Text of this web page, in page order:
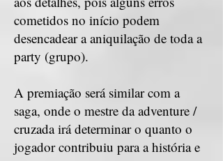
cometidos no início podem
desencadear a aniquilação de toda a
party (grupo).
A premiação será similar com a
saga, onde o mestre da adventure /
cruzada irá determinar o quanto o
jogador contribuiu para a história e